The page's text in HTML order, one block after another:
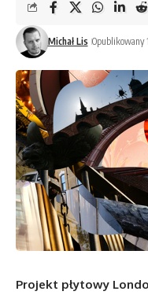
Michał Lis Opublikowany
Projekt płytowy